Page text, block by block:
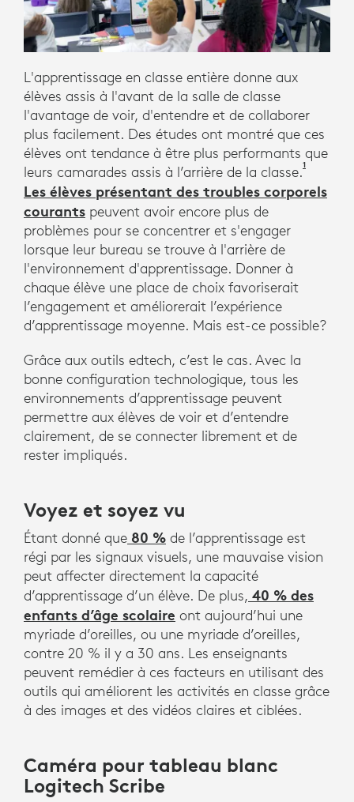
UN.
L'apprentissage en classe entière donne aux
élèves assis à l'avant de la salle de classe
l'avantage de voir, d'entendre et de collaborer
plus facilement. Des études ont montré que ces
élèves ont tendance à être plus performants que
leurs camarades assis à l’arrière de la classe.1
Les élèves présentant des troubles corporels
courants peuvent avoir encore plus de
problèmes pour se concentrer et s'engager
lorsque leur bureau se trouve à l'arrière de
l'environnement d'apprentissage. Donner à
chaque élève une place de choix favoriserait
l’engagement et améliorerait l’expérience
d’apprentissage moyenne. Mais est-ce possible?
Grâce aux outils edtech, c’est le cas. Avec la
bonne configuration technologique, tous les
environnements d’apprentissage peuvent
permettre aux élèves de voir et d’entendre
clairement, de se connecter librement et de
rester impliqués.
Voyez et soyez vu
Étant donné que 80 % de l’apprentissage est
régi par les signaux visuels, une mauvaise vision
peut affecter directement la capacité
d’apprentissage d’un élève. De plus, 40 % des
enfants d’âge scolaire ont aujourd’hui une
myriade d’oreilles, ou une myriade d’oreilles,
contre 20 % il y a 30 ans. Les enseignants
peuvent remédier à ces facteurs en utilisant des
outils qui améliorent les activités en classe grâce
à des images et des vidéos claires et ciblées.
Caméra pour tableau blanc
Logitech Scribe